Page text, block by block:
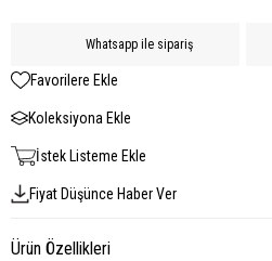
Whatsapp ile sipariş
Favorilere Ekle
Koleksiyona Ekle
İstek Listeme Ekle
Fiyat Düşünce Haber Ver
Ürün Özellikleri